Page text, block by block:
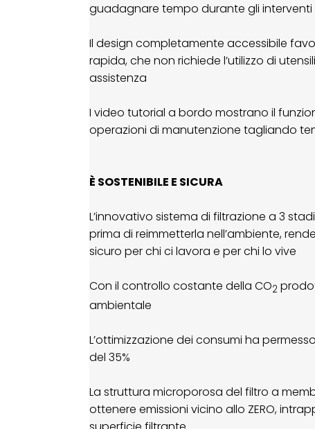
guadagnare tempo durante gli interventi
Il design completamente accessibile
rapida, che non richiede l’utilizzo di
assistenza
I video tutorial a bordo mostrano il
operazioni di manutenzione tagliando
È SOSTENIBILE E SICURA
L’innovativo sistema di filtrazione a 3
prima di reimmetterla nell’ambiente,
sicuro per chi ci lavora e per chi lo vive
Con il controllo costante della CO2
ambientale
L’ottimizzazione dei consumi ha
del 35%
La struttura microporosa del filtro a
ottenere emissioni vicino allo ZERO,